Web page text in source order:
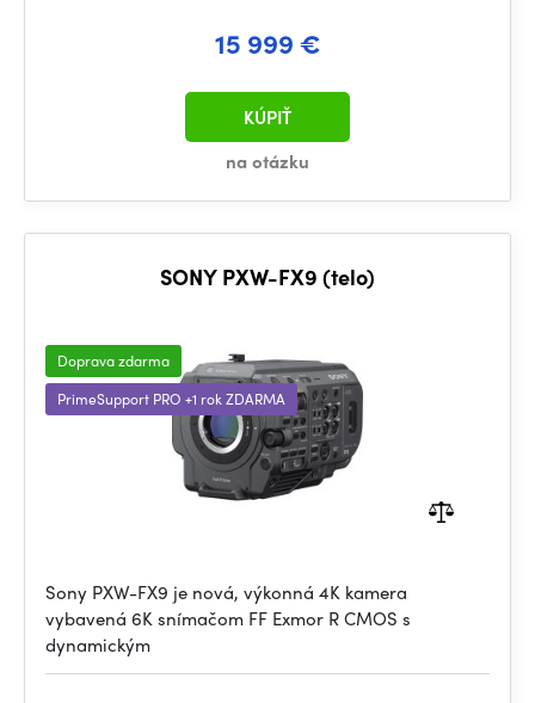
15 999 €
na otázku
KÚPIŤ
SONY PXW-FX9 (telo)
Doprava zdarma
PrimeSupport PRO +1 rok ZDARMA
Sony PXW-FX9 je nová, výkonná 4K kamera
vybavená 6K snímačom FF Exmor R CMOS s
dynamickým